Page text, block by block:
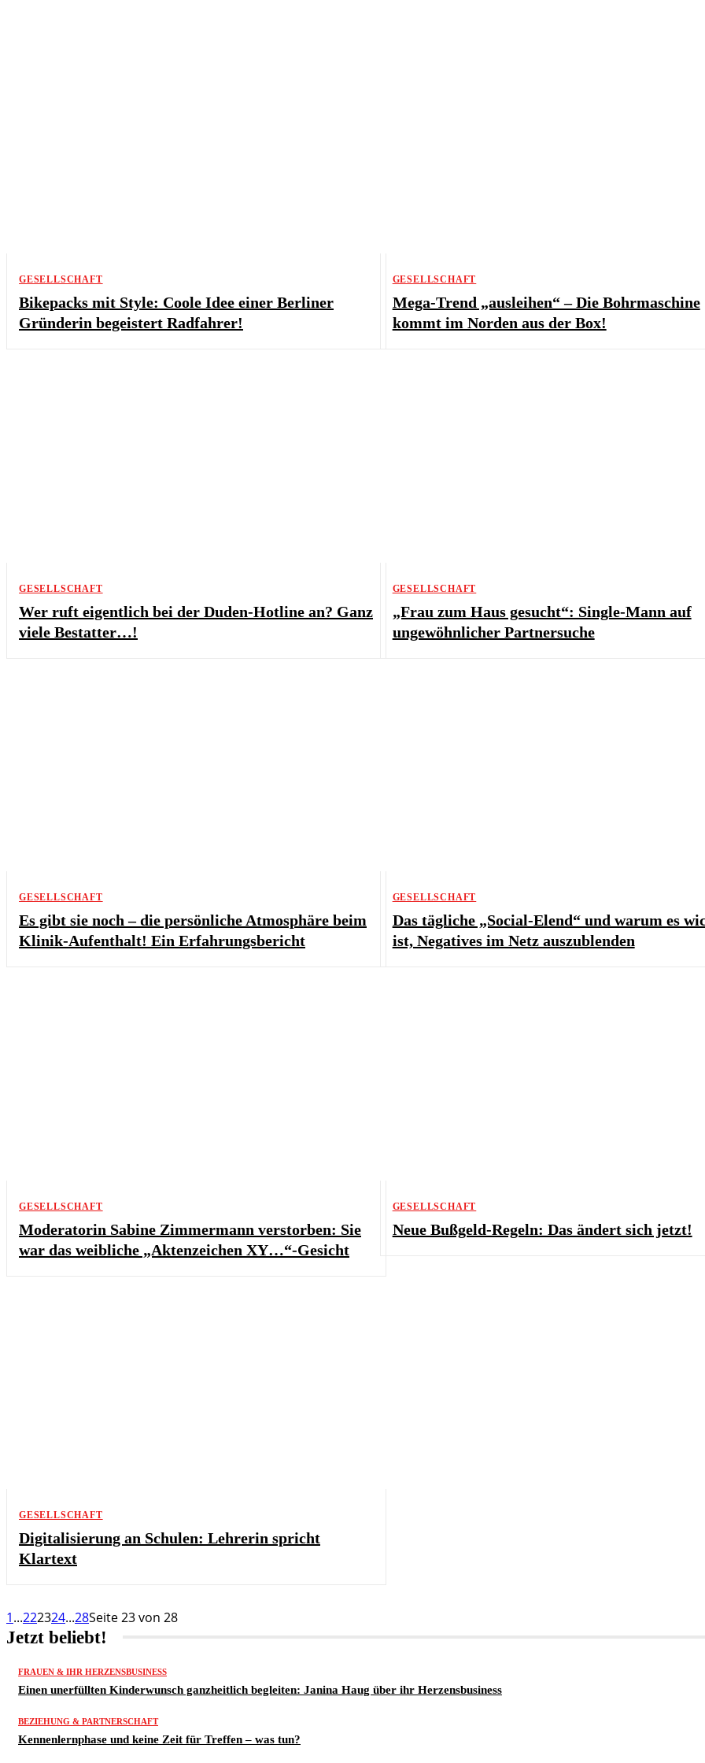
GESELLSCHAFT
Bikepacks mit Style: Coole Idee einer Berliner
Gründerin begeistert Radfahrer!
GESELLSCHAFT
Mega-Trend „ausleihen“ – Die Bohrmaschine
kommt im Norden aus der Box!
GESELLSCHAFT
Wer ruft eigentlich bei der Duden-Hotline an? Ganz
viele Bestatter…!
GESELLSCHAFT
„Frau zum Haus gesucht“: Single-Mann auf
ungewöhnlicher Partnersuche
GESELLSCHAFT
Es gibt sie noch – die persönliche Atmosphäre beim
Klinik-Aufenthalt! Ein Erfahrungsbericht
GESELLSCHAFT
Das tägliche „Social-Elend“ und warum es
ist, Negatives im Netz auszublenden
GESELLSCHAFT
Moderatorin Sabine Zimmermann verstorben: Sie
war das weibliche „Aktenzeichen XY…“-Gesicht
GESELLSCHAFT
Neue Bußgeld-Regeln: Das ändert sich jetzt!
GESELLSCHAFT
Digitalisierung an Schulen: Lehrerin spricht
Klartext
1...222324...28Seite 23 von 28
Jetzt beliebt!
FRAUEN & IHR HERZENSBUSINESS
Einen unerfüllten Kinderwunsch ganzheitlich begleiten: Janina Haug über ihr Herzensbusiness
BEZIEHUNG & PARTNERSCHAFT
Kennenlernphase und keine Zeit für Treffen – was tun?